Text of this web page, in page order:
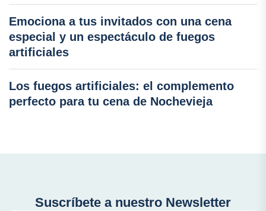
Emociona a tus invitados con una cena
especial y un espectáculo de fuegos
artificiales
Los fuegos artificiales: el complemento
perfecto para tu cena de Nochevieja
Suscríbete a nuestro Newsletter